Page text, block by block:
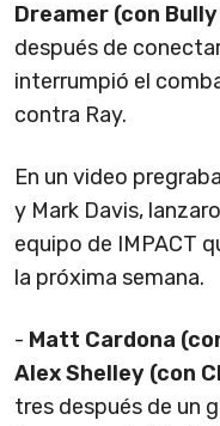
Dreamer (con
después de
interrumpió el
contra Ray.
En un video
y Mark Davis,
equipo de IMPACT
la próxima semana.
- Matt Cardona
Alex Shelley (con
tres después de un